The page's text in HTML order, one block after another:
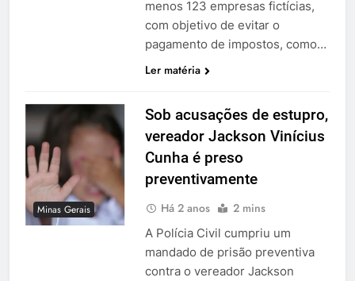
menos 123 empresas fictícias,
com objetivo de evitar o
pagamento de impostos, como…
Ler matéria
Minas Gerais
Sob acusações de estupro,
vereador Jackson Vinícius
Cunha é preso
preventivamente
Há 2 anos 2 mins
A Polícia Civil cumpriu um
mandado de prisão preventiva
contra o vereador Jackson